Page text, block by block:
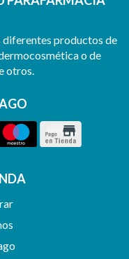
diferentes productos de
o de
otros.